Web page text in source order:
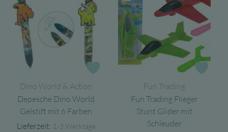
Dino World & Action
Depesche Dino World
Gelstift mit 6 Farben
Lieferzeit: 1-3 Werktage
Fun Trading
Fun Trading Flieger
Stunt Glider mit
Schleuder